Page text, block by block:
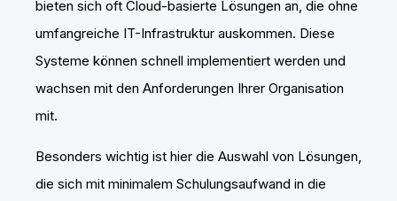
bieten sich oft Cloud-basierte Lösungen an, die ohne
umfangreiche IT-Infrastruktur auskommen. Diese
Systeme können schnell implementiert werden und
wachsen mit den Anforderungen Ihrer Organisation
mit.
Besonders wichtig ist hier die Auswahl von Lösungen,
die sich mit minimalem Schulungsaufwand in die